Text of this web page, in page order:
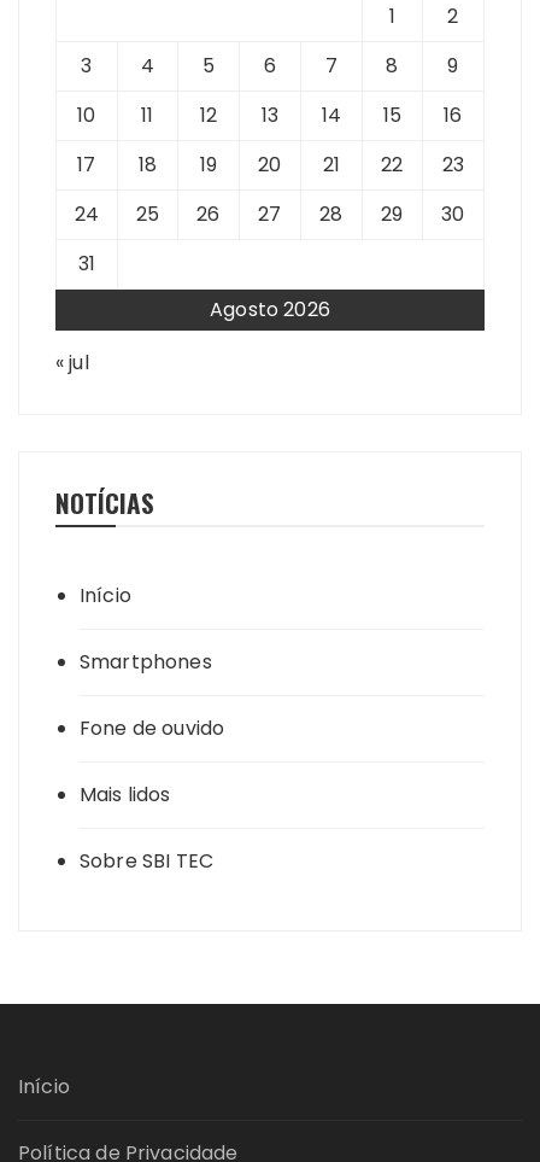
Agosto 2026
1
2
3
4 5 6 7 8
9
10
11 12 13 14 15
16
17
18 19 20 21 22
23
24
25 26 27 28 29
30
31
« jul
NOTÍCIAS
Início
Smartphones
Fone de ouvido
Mais lidos
Sobre SBI TEC
Início
Política de Privacidade